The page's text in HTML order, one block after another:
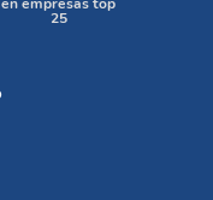
en empresas top
25